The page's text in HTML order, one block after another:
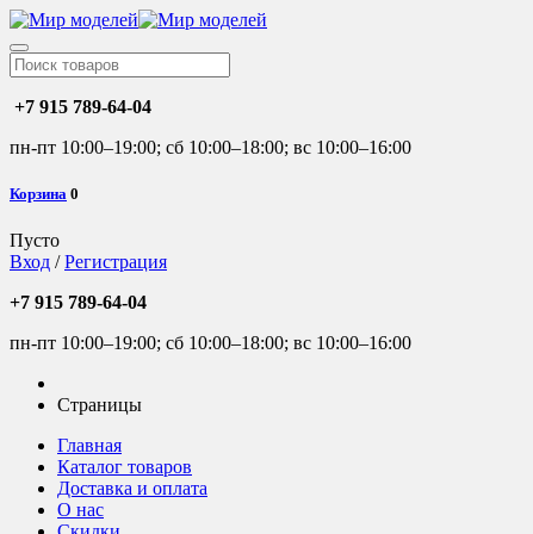
+7 915 789-64-04
пн-пт 10:00–19:00; сб 10:00–18:00; вс 10:00–16:00
Корзина 0
Пусто
Вход /Регистрация
+7 915 789-64-04
пн-пт 10:00–19:00; сб 10:00–18:00; вс 10:00–16:00
Страницы
Главная
Каталог товаров
Доставка и оплата
О нас